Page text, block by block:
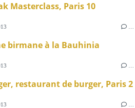
Masterclass, Paris 10
birmane à la Bauhinia
restaurant de burger, Paris 2